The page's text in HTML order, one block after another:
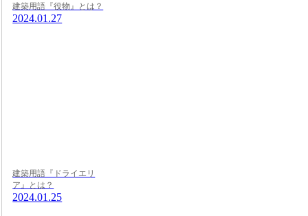
建築用語『役物』とは？
2024.01.27
建築用語『ドライエリ
ア』とは？
2024.01.25